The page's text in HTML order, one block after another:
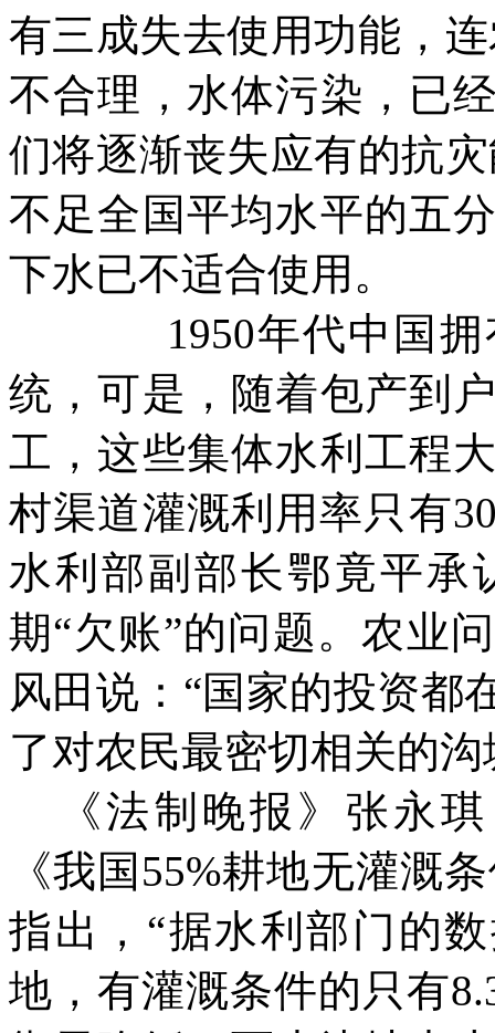
有三成失去使用功能，
不合理，水体污染，已
们将逐渐丧失应有的抗
不足全国平均水平的五
下水已不适合使用。
1950年代中国拥
统，可是，随着包产到
工，这些集体水利工程
村渠道灌溉利用率只有
水利部副部长鄂竟平承
期“欠账”的问题。农业
风田说：“国家的投资都
了对农民最密切相关的沟
《法制晚报》张永
《我国55%耕地无灌溉
指出，“据水利部门的
地，有灌溉条件的只有